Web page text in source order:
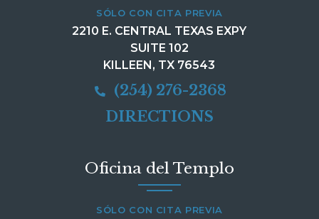
SÓLO CON CITA PREVIA
2210 E. CENTRAL TEXAS EXPY
SUITE 102
KILLEEN, TX 76543
(254) 276-2368
DIRECTIONS
Oficina del Templo
SÓLO CON CITA PREVIA